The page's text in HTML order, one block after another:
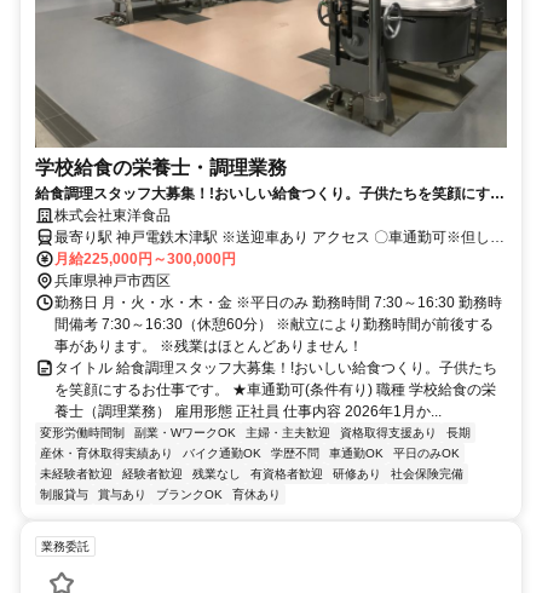
学校給食の栄養士・調理業務
給食調理スタッフ大募集！!おいしい給食つくり。子供たちを笑顔にする
お仕事です。 ★車通勤可(条件有り)
株式会社東洋食品
最寄り駅 神戸電鉄木津駅 ※送迎車あり アクセス 〇車通勤可※但し近
隣駐車場から送迎対応(片道6分) ○神戸電鉄粟生線の木津駅から送迎バ
ス5分 ○三木市方面の方々もアクセス良好 ○神戸電鉄粟生線 木津駅 神
戸市営地下鉄 西神中央駅、名谷駅 上記駅より送迎車あり ○西神中央
駅より神姫バス17系統「神戸複産団地東」下車 ○三宮駅より神姫バス
神戸複産団地行き「見津が丘4丁目」下車 ○バイク・自転車乗り入れ
可
月給225,000円～300,000円
兵庫県神戸市西区
勤務日 月・火・水・木・金 ※平日のみ 勤務時間 7:30～16:30 勤務時
間備考 7:30～16:30（休憩60分） ※献立により勤務時間が前後する
事があります。 ※残業はほとんどありません！
タイトル 給食調理スタッフ大募集！!おいしい給食つくり。子供たち
を笑顔にするお仕事です。 ★車通勤可(条件有り) 職種 学校給食の栄
養士（調理業務） 雇用形態 正社員 仕事内容 2026年1月か...
変形労働時間制 副業・WワークOK 主婦・主夫歓迎 資格取得支援あり
長期
産休・育休取得実績あり
バイク通勤OK 学歴不問 車通勤OK
平日のみOK
未経験者歓迎
経験者歓迎 残業なし 有資格者歓迎 研修あり
社会保険完備
制服貸与
賞与あり ブランクOK 育休あり
業務委託